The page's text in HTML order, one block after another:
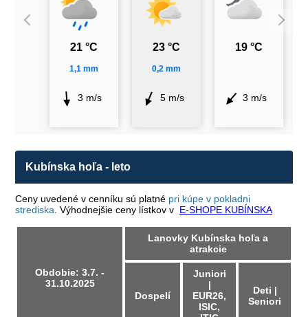
21 °C
1,1 mm
3 m/s
23 °C
0,2 mm
5 m/s
19 °C
3 m/s
Kubínska hoľa - leto
Ceny uvedené v cenníku sú platné pri kúpe v pokladni
strediska . Výhodnejšie ceny lístkov v E-SHOPE KUBÍNSKA
Obdobie: 3.7. -
31.10.2025
Lanovky Kubínska hoľa a
atrakcie
Dospelí
Juniori
|
EUR26,
ISIC,
Deti |
Seniori